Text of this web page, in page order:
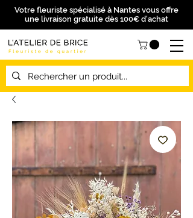
Votre fleuriste spécialisé à Nantes vous offre
une livraison gratuite dès 100€ d'achat